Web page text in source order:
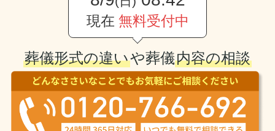
現在 無料受付中
葬儀形式の違いや葬儀内容の相談